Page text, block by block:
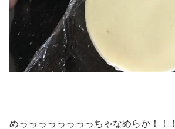
めっっっっっっっっちゃなめらか！！！